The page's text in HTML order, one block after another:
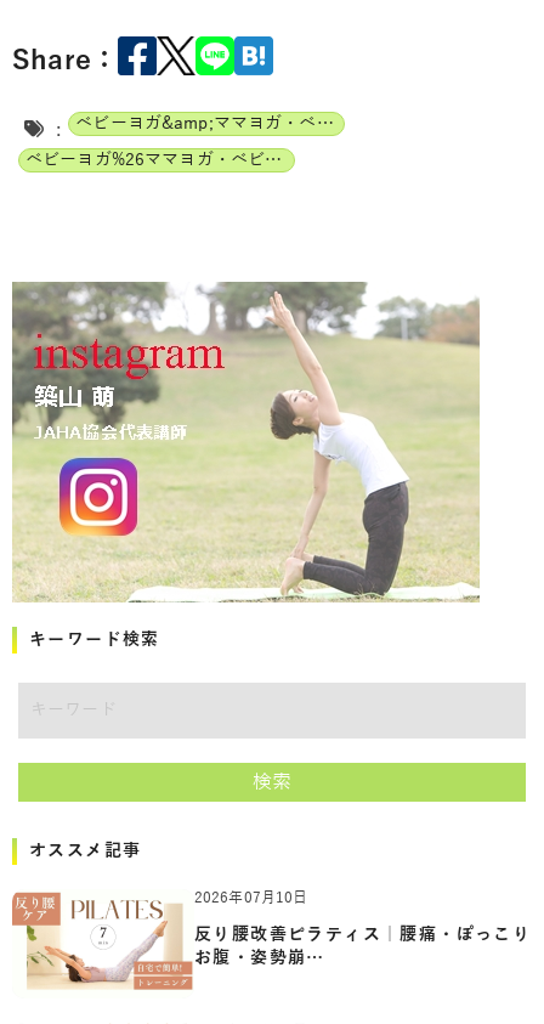
Share：
:
ベビーヨガ&amp;ママヨガ・ベビーチャクラマッサージ通信講座
ベビーヨガ%26ママヨガ・ベビーチャクラマッサージ通信講座
キーワード検索
検索
オススメ記事
2026年07月10日
反り腰改善ピラティス｜腰痛・ぽっこり
お腹・姿勢崩…